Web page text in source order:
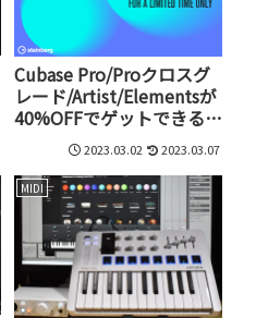
Cubase Pro/Proクロスグ
レード/Artist/Elementsが
40%OFFでゲットできるキ
ャンペーン、CUBASE
SALE 2023実施中！
2023.03.02 2023.03.07
MIDI